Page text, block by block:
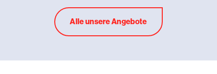
Alle unsere Angebote